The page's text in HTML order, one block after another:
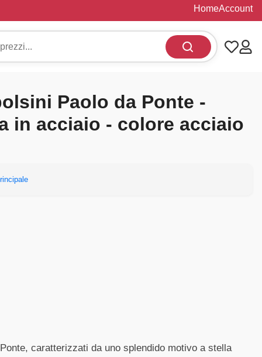
HomeAccount
Paolo da Ponte -
in acciaio - colore acciaio
caratterizzati da uno splendido motivo a stella